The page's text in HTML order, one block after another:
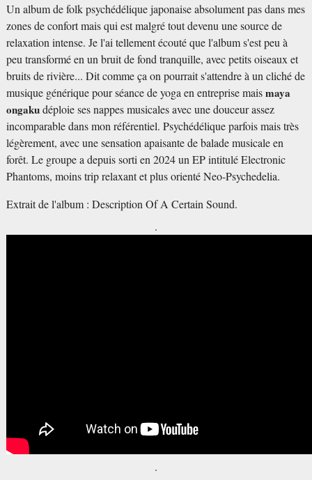
Un album de folk psychédélique japonaise absolument pas dans mes
zones de confort mais qui est malgré tout devenu une source de
relaxation intense. Je l'ai tellement écouté que l'album s'est peu à
peu transformé en un bruit de fond tranquille, avec petits oiseaux et
bruits de rivière... Dit comme ça on pourrait s'attendre à un cliché de
musique générique pour séance de yoga en entreprise maismaya
ongakudéploie ses nappes musicales avec une douceur assez
incomparable dans mon référentiel. Psychédélique parfois mais très
légèrement, avec une sensation apaisante de balade musicale en
forêt. Le groupe a depuis sorti en 2024 un EP intitulé Electronic
Phantoms, moins trip relaxant et plus orienté Neo-Psychedelia.
Extrait de l'album : Description Of A Certain Sound.
.
.